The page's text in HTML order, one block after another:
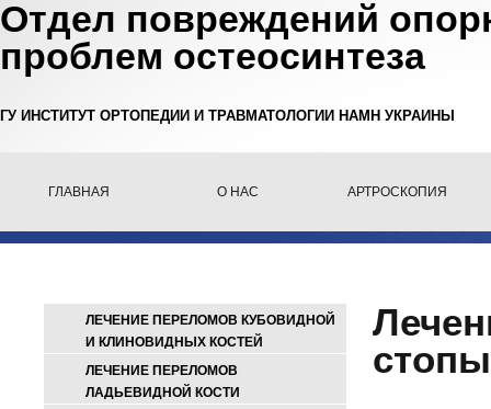
Отдел повреждений
проблем остеосинтеза
ГУ ИНСТИТУТ ОРТОПЕДИИ И ТРАВМАТОЛОГИИ НАМН УКРАИНЫ
ГЛАВНАЯ О НАС АРТРОСКОПИЯ
ЛЕЧЕНИЕ ПЕРЕЛОМОВ КУБОВИДНОЙ
И КЛИНОВИДНЫХ КОСТЕЙ
ЛЕЧЕНИЕ ПЕРЕЛОМОВ
ЛАДЬЕВИДНОЙ КОСТИ
стопы